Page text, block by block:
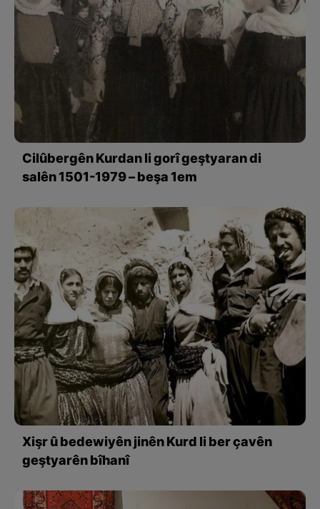
Cilûbergên Kurdan li gorî geştyaran di
salên 1501-1979 – beşa 1em
Xişr û bedewiyên jinên Kurd li ber çavên
geştyarên bîhanî